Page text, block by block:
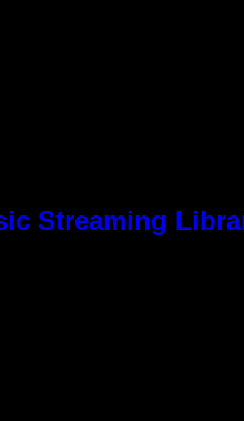
Streaming